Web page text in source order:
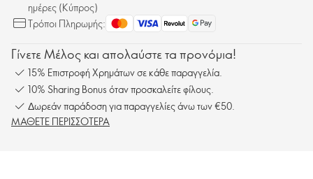
ημέρες (Κύπρος)
Τρόποι Πληρωμής:
Γίνετε Μέλος και απολαύστε τα προνόμια!
15% Επιστροφή Χρημάτων σε κάθε παραγγελία.
10% Sharing Bonus όταν προσκαλείτε φίλους.
Δωρεάν παράδοση για παραγγελίες άνω των €50.
ΜΑΘΕΤΕ ΠΕΡΙΣΣΟΤΕΡΑ